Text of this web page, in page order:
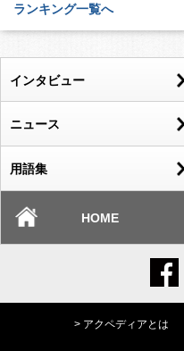
ランキング一覧へ
インタビュー
ニュース
用語集
HOME
> アクペディアとは